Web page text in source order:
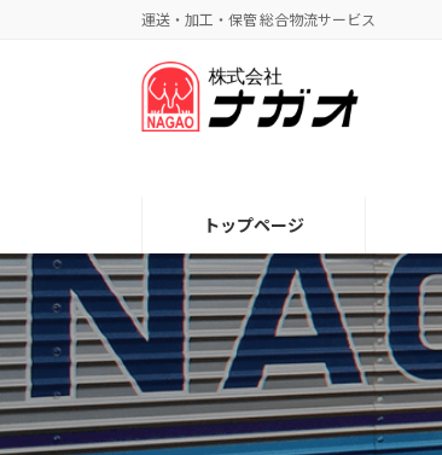
プ
動
運送・加工・保管 総合物流サービス
トップページ